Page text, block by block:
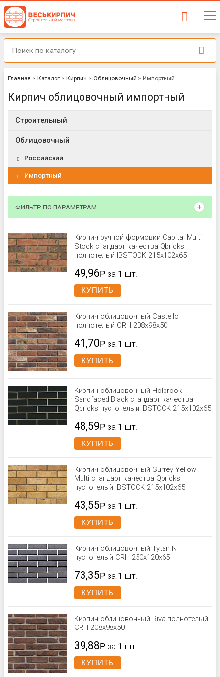
Главная > Каталог > Кирпич > Облицовочный > Импортный
Кирпич облицовочный импортный
Строительный
Облицовочный
Российский
Импортный
ФИЛЬТР ПО ПАРАМЕТРАМ
Кирпич ручной формовки Capital Multi
Stock стандарт качества Qbricks
полнотелый IBSTOCK 215x102x65
49,96Р за 1 шт.
КУПИТЬ
Кирпич облицовочный Castello
полнотелый CRH 208x98x50
41,70Р за 1 шт.
КУПИТЬ
Кирпич облицовочный Holbrook
Sandfaced Black стандарт качества
Qbricks пустотелый IBSTOCK 215x102x65
48,59Р за 1 шт.
КУПИТЬ
Кирпич облицовочный Surrey Yellow
Multi стандарт качества Qbricks
пустотелый IBSTOCK 215x102x65
43,55Р за 1 шт.
КУПИТЬ
Кирпич облицовочный Tytan N
пустотелый CRH 250х120х65
73,35Р за 1 шт.
КУПИТЬ
Кирпич облицовочный Riva полнотелый
CRH 208x98x50
39,88Р за 1 шт.
КУПИТЬ